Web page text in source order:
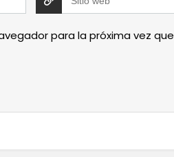
para la próxima vez que